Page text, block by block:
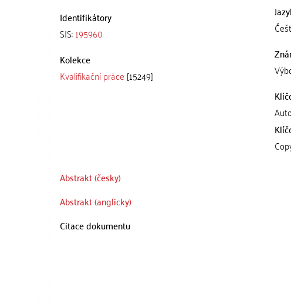
Identifikátory
SIS:195960
Kolekce
Kvalifikační práce [15249]
Abstrakt (česky)
Abstrakt (anglicky)
Citace dokumentu